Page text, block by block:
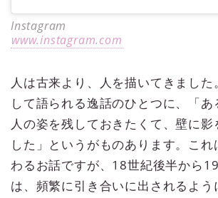
Instagram
www.instagram.com
人は古来より、人を描いてきました
して語られる逸話のひとつに、「
人の姿を残しておきたくて、壁に
した」というがものあります。こ
わるお話ですが、18世紀後半から
は、頻繁に引き合いに出されるよう